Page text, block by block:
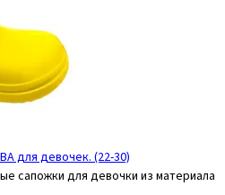
для девочек. (22-30)
сапожки для девочки из материала